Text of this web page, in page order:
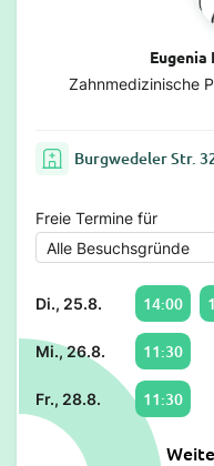
Eugenia
Zahnmedizinische
Burgwedeler Str.
Freie Termine für
Di., 25.8. 14:00
Mi., 26.8. 11:30
Fr., 28.8. 11:30